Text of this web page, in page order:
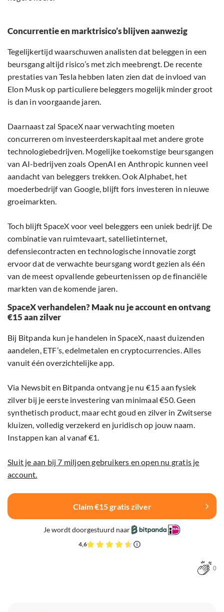
Concurrentie en marktrisico’s blijven aanwezig
Tegelijkertijd waarschuwen analisten dat beleggen in een
beursgang altijd risico’s met zich meebrengt. De recente
prestaties van Tesla hebben laten zien dat de invloed van
Elon Musk op particuliere beleggers mogelijk minder groot
is dan in voorgaande jaren.
Daarnaast zal SpaceX naar verwachting moeten
concurreren om investeerderskapitaal met andere grote
technologiebedrijven. Mogelijke toekomstige beursgangen
van AI-bedrijven zoals OpenAI en Anthropic kunnen veel
aandacht van beleggers trekken. Ook Alphabet, het
moederbedrijf van Google, blijft fors investeren in nieuwe
groeimarkten.
Toch blijft SpaceX voor veel beleggers een uniek bedrijf. De
combinatie van ruimtevaart, satellietinternet,
defensiecontracten en technologische innovatie zorgt
ervoor dat de verwachte beursgang wordt gezien als één
van de meest opvallende gebeurtenissen op de financiële
markten van de komende jaren.
SpaceX verhandelen? Maak nu je account en ontvang
€15 aan zilver
Bij Bitpanda kun je handelen in SpaceX, naast duizenden
aandelen, ETF’s, edelmetalen en cryptocurrencies. Alles
vanuit één overzichtelijke app.
Via Newsbit en Bitpanda ontvang je nu €15 aan fysiek
zilver bij je eerste investering van minimaal €50. Geen
synthetisch product, maar echt goud en zilver in Zwitserse
kluizen, volledig verzekerd en juridisch op jouw naam.
Instappen kan al vanaf €1.
Sluit je aan bij 7 miljoen gebruikers en open nu gratis je
account.
Claim €15 gratis zilver
Je wordt doorgestuurd naar
4,6
0